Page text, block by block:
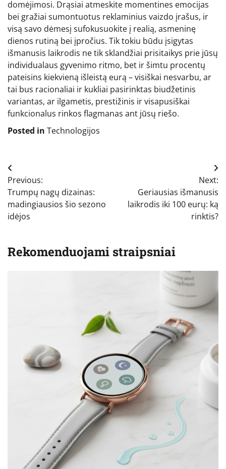
domėjimosi. Drąsiai atmeskite momentines emocijas
bei gražiai sumontuotus reklaminius vaizdo įrašus, ir
visą savo dėmesį sufokusuokite į realią, asmeninę
dienos rutiną bei įpročius. Tik tokiu būdu įsigytas
išmanusis laikrodis ne tik sklandžiai prisitaikys prie jūsų
individualaus gyvenimo ritmo, bet ir šimtu procentų
pateisins kiekvieną išleistą eurą – visiškai nesvarbu, ar
tai bus racionaliai ir kukliai pasirinktas biudžetinis
variantas, ar ilgametis, prestižinis ir visapusiškai
funkcionalus rinkos flagmanas ant jūsų riešo.
Posted in Technologijos
Navigacija
tarp
įrašų
Previous:
Trumpų nagų dizainas:
madingiausios šio sezono
idėjos
Next:
Geriausias išmanusis
laikrodis iki 100 eurų: ką
rinktis?
Rekomenduojami straipsniai